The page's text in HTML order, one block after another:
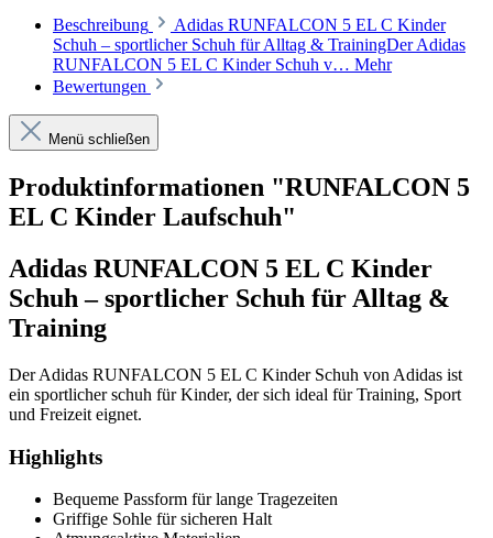
Beschreibung
Adidas RUNFALCON 5 EL C Kinder
Schuh – sportlicher Schuh für Alltag & TrainingDer Adidas
RUNFALCON 5 EL C Kinder Schuh v… Mehr
Bewertungen
Menü schließen
Produktinformationen "RUNFALCON 5
EL C Kinder Laufschuh"
Adidas RUNFALCON 5 EL C Kinder
Schuh – sportlicher Schuh für Alltag &
Training
Der Adidas RUNFALCON 5 EL C Kinder Schuh von Adidas ist
ein sportlicher schuh für Kinder, der sich ideal für Training, Sport
und Freizeit eignet.
Highlights
Bequeme Passform für lange Tragezeiten
Griffige Sohle für sicheren Halt